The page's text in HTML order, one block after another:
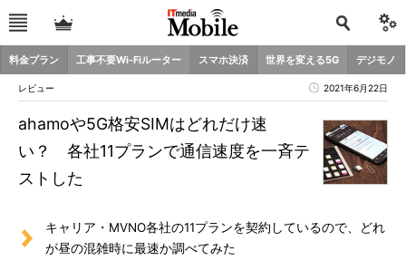
料金プラン 工事不要Wi-Fiルーター スマホ決済 世界を変える5G デジモノ
レビュー 2021年6月22日
ahamoや5G格安SIMはどれだけ速
い？ 各社11プランで通信速度を一斉テ
ストした
キャリア・MVNO各社の11プランを契約しているので、どれ
が昼の混雑時に最速か調べてみた